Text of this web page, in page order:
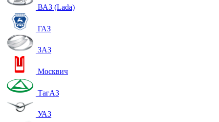
ВАЗ (Lada)
ГАЗ
ЗАЗ
Москвич
ТагАЗ
УАЗ